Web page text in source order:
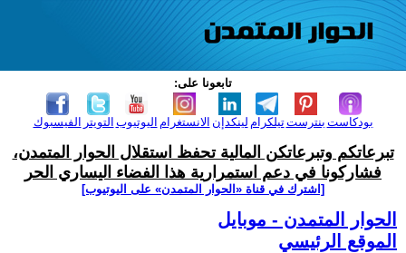
تابعونا على:
الفيسبوك التويتر اليوتيوب الانستغرام لينكدإن تيلكرامبنترست بودكاست
تبرعاتكم وتبرعاتكن المالية تحفظ استقلال الحوار المتمدن،
فشاركونا في دعم استمرارية هذا الفضاء اليساري الحر
[اشترك في قناة ‫«الحوار المتمدن» على اليوتيوب]
الحوار المتمدن - موبايل
الموقع الرئيسي